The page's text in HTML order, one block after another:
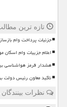
تازه ترین
جزئیات پرداخت وام
اعلام جزییات وام
هشدار قرمز هواشناسی برای گرمای ۵۰ درجه
تاکید معاون رئیس دولت
نظرات